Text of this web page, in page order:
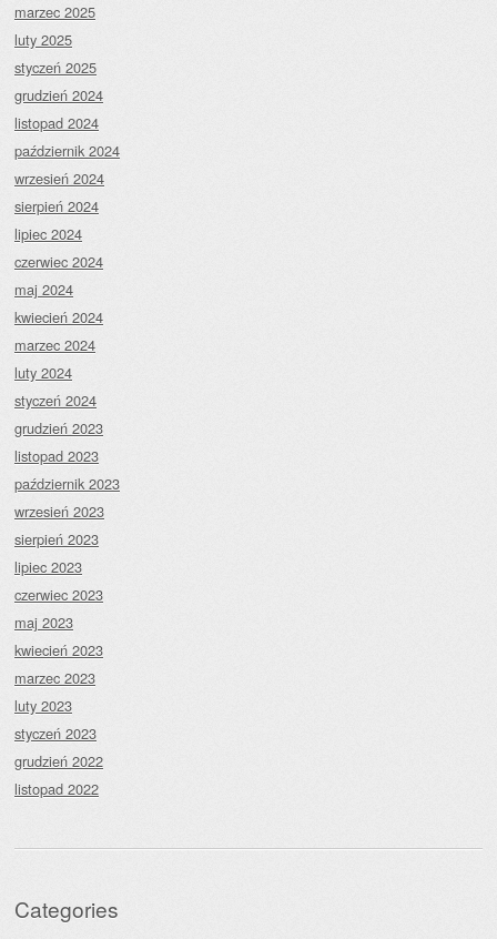
marzec 2025
luty 2025
styczeń 2025
grudzień 2024
listopad 2024
październik 2024
wrzesień 2024
sierpień 2024
lipiec 2024
czerwiec 2024
maj 2024
kwiecień 2024
marzec 2024
luty 2024
styczeń 2024
grudzień 2023
listopad 2023
październik 2023
wrzesień 2023
sierpień 2023
lipiec 2023
czerwiec 2023
maj 2023
kwiecień 2023
marzec 2023
luty 2023
styczeń 2023
grudzień 2022
listopad 2022
Categories